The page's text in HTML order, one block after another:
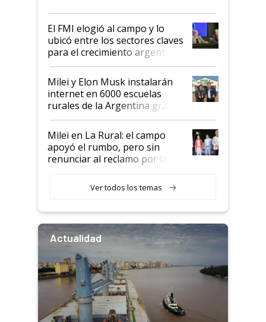
de Milei
El FMI elogió al campo y lo
ubicó entre los sectores claves
para el crecimiento argentino
Milei y Elon Musk instalarán
internet en 6000 escuelas
rurales de la Argentina gracias
a un acuerdo con Starlink
Milei en La Rural: el campo
apoyó el rumbo, pero sin
renunciar al reclamo por las
Ver todos los temas
Actualidad